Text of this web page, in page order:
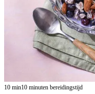
10 min10 minuten bereidingstijd